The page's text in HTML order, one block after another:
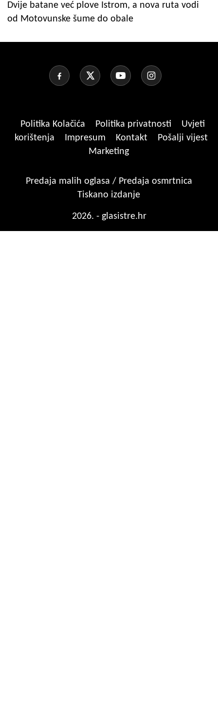
Dvije batane već plove Istrom, a nova ruta vodi
od Motovunske šume do obale
Politika Kolačića Politika privatnosti
Uvjeti
korištenja
Impresum Kontakt
Pošalji vijest
Marketing
Predaja malih oglasa / Predaja osmrtnica
Tiskano izdanje
2026. - glasistre.hr